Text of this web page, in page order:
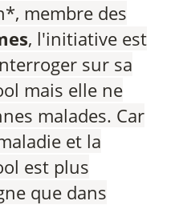
membre des
, l'initiative est
sur sa
mais elle ne
malades. Car
et la
est plus
que dans